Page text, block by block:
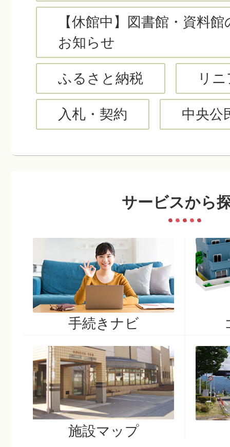
2026年07月28日
【令和8年7月28日情報更新】
ー「アルクマ」出演情報
イベント
【R8.8月版更新】まつかわカ
した（2026年4月版～2027年3
2026年07月25日
令和8年度お盆期間のし尿収集
【休館中】図書館・資料
お知らせ
ふるさと納税 リ
入札・契約 中央公
サービスから
手続きナビ
施設マップ